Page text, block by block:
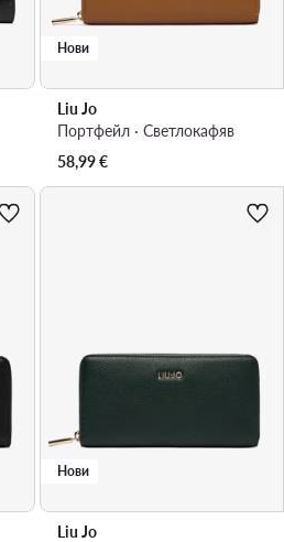
Нови
Liu Jo
Портфейл · Светлокафяв
58,99€
Нови
Liu Jo